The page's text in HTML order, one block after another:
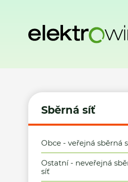
Sběrná síť
Obce - veřejná sběrná
Ostatní - neveřejná
síť